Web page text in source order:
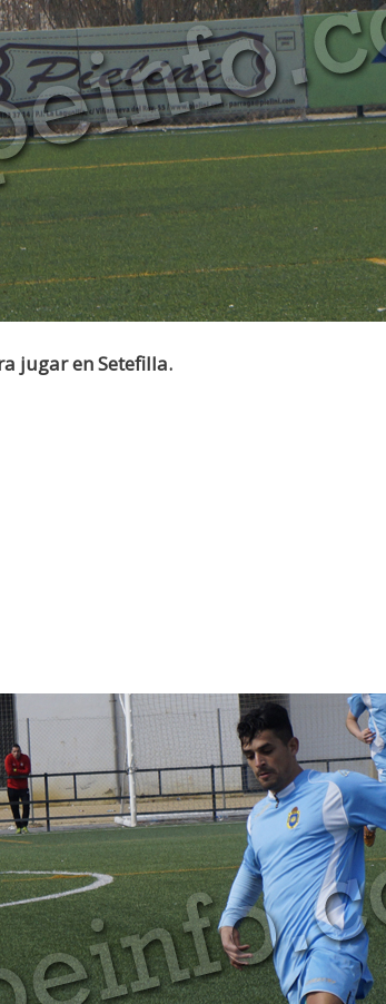
jugar en Setefilla.